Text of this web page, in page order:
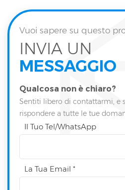
Vuoi sapere su questo
INVIA UN
MESSAGGIO
Qualcosa non è chiaro?
Sentiti libero di contattarmi, e
rispondere a tutte le tue
Il Tuo Tel/WhatsApp
La Tua Email *